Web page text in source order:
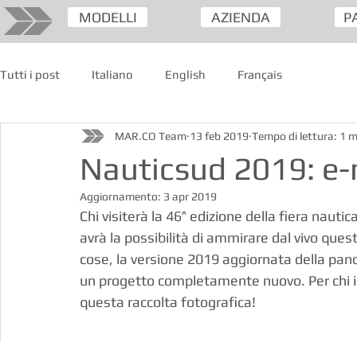
MODELLI AZIENDA
Tutti i post Italiano English Français
Nauticsud 2019:
MAR.CO Team 13 feb 2019 Tempo di lettura: 1
Aggiornamento: 3 apr 2019
Chi visiterà la 46^ edizione della fiera
avrà la possibilità di ammirare dal vivo
cose, la versione 2019 aggiornata della
un progetto completamente nuovo. Per
questa raccolta fotografica!